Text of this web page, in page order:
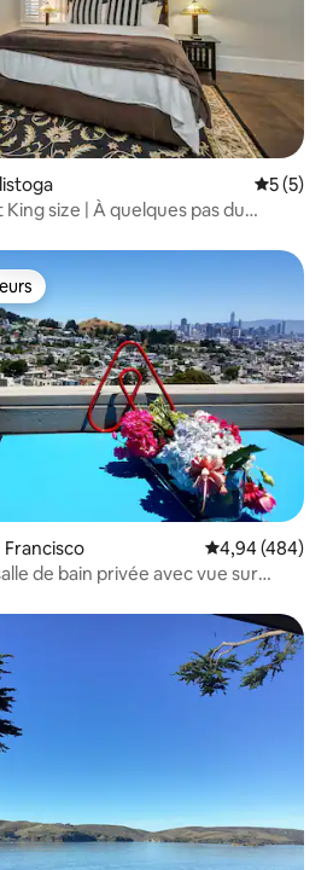
5 (5)
size | À quelques pas du
Francisco Évaluation
4,94 (484)
de bain privée avec vue sur